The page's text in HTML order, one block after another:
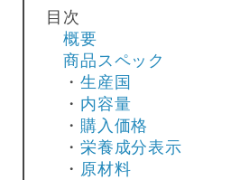
目次
概要
商品スペック
・ 生産国
・ 内容量
・ 購入価格
・ 栄養成分表示
・ 原材料